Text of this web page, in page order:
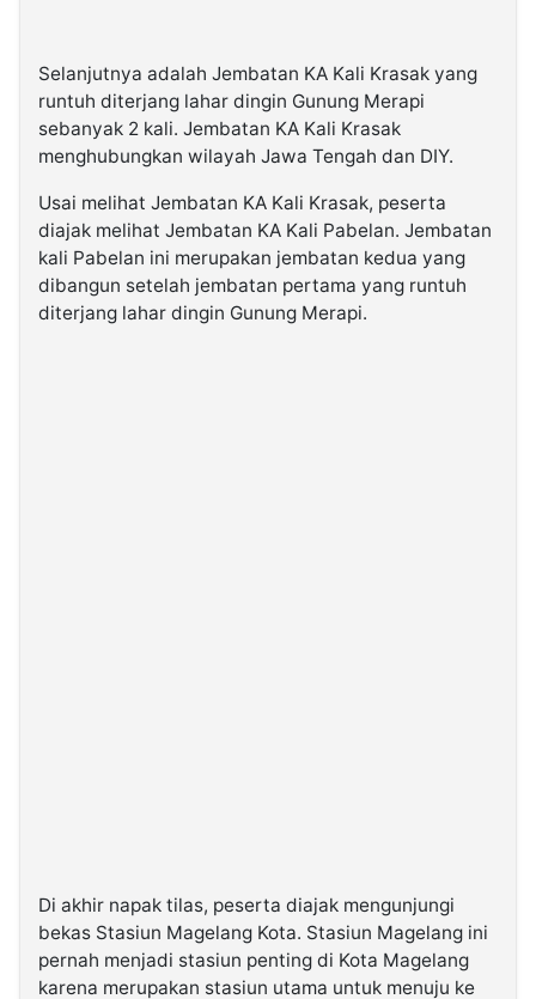
Selanjutnya adalah Jembatan KA Kali Krasak yang
runtuh diterjang lahar dingin Gunung Merapi
sebanyak 2 kali. Jembatan KA Kali Krasak
menghubungkan wilayah Jawa Tengah dan DIY.
Usai melihat Jembatan KA Kali Krasak, peserta
diajak melihat Jembatan KA Kali Pabelan. Jembatan
kali Pabelan ini merupakan jembatan kedua yang
dibangun setelah jembatan pertama yang runtuh
diterjang lahar dingin Gunung Merapi.
Di akhir napak tilas, peserta diajak mengunjungi
bekas Stasiun Magelang Kota. Stasiun Magelang ini
pernah menjadi stasiun penting di Kota Magelang
karena merupakan stasiun utama untuk menuju ke